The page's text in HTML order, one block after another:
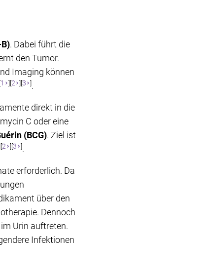
. Dabei führt die
den Tumor.
Imaging können
[1 ][2 ][3 ].
direkt in die
C oder eine
(BCG). Ziel ist
2 ][3 ].
erforderlich. Da
über den
Dennoch
Urin auftreten.
Infektionen